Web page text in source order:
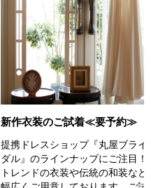
新作衣装のご試着≪要予約≫
提携ドレスショップ『丸屋ブライ
ダル』のラインナップにご注目！
トレンドの衣装や伝統の和装など